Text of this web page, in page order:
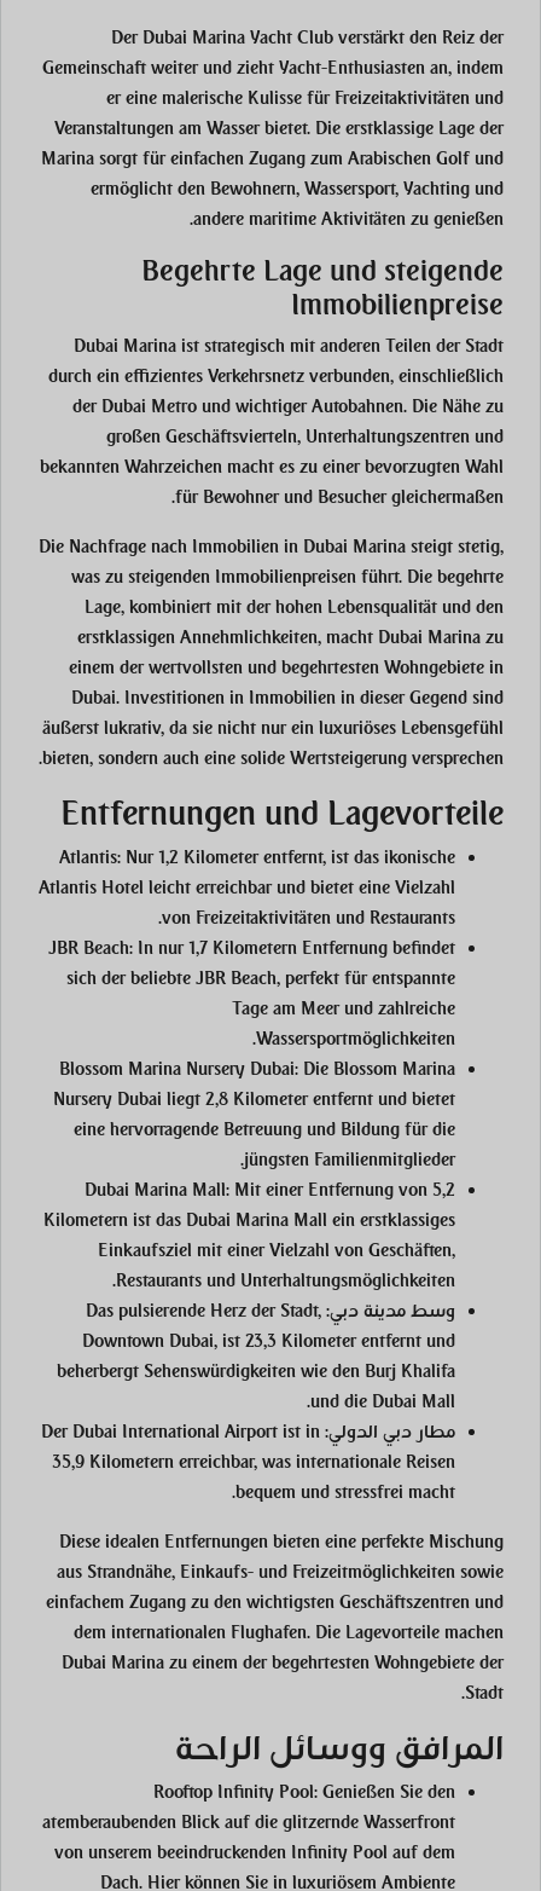
Der Dubai Marina Yacht Club verstärkt den Reiz der
Gemeinschaft weiter und zieht Yacht-Enthusiasten an, indem
er eine malerische Kulisse für Freizeitaktivitäten und
Veranstaltungen am Wasser bietet. Die erstklassige Lage der
Marina sorgt für einfachen Zugang zum Arabischen Golf und
ermöglicht den Bewohnern, Wassersport, Yachting und
andere maritime Aktivitäten zu genießen.
Begehrte Lage und steigende
Immobilienpreise
Dubai Marina ist strategisch mit anderen Teilen der Stadt
durch ein effizientes Verkehrsnetz verbunden, einschließlich
der Dubai Metro und wichtiger Autobahnen. Die Nähe zu
großen Geschäftsvierteln, Unterhaltungszentren und
bekannten Wahrzeichen macht es zu einer bevorzugten Wahl
für Bewohner und Besucher gleichermaßen.
Die Nachfrage nach Immobilien in Dubai Marina steigt stetig,
was zu steigenden Immobilienpreisen führt. Die begehrte
Lage, kombiniert mit der hohen Lebensqualität und den
erstklassigen Annehmlichkeiten, macht Dubai Marina zu
einem der wertvollsten und begehrtesten Wohngebiete in
Dubai. Investitionen in Immobilien in dieser Gegend sind
äußerst lukrativ, da sie nicht nur ein luxuriöses Lebensgefühl
bieten, sondern auch eine solide Wertsteigerung versprechen.
Entfernungen und Lagevorteile
Atlantis: Nur 1,2 Kilometer entfernt, ist das ikonische
Atlantis Hotel leicht erreichbar und bietet eine Vielzahl
von Freizeitaktivitäten und Restaurants.
JBR Beach: In nur 1,7 Kilometern Entfernung befindet
sich der beliebte JBR Beach, perfekt für entspannte
Tage am Meer und zahlreiche
Wassersportmöglichkeiten.
Blossom Marina Nursery Dubai: Die Blossom Marina
Nursery Dubai liegt 2,8 Kilometer entfernt und bietet
eine hervorragende Betreuung und Bildung für die
jüngsten Familienmitglieder.
Dubai Marina Mall: Mit einer Entfernung von 5,2
Kilometern ist das Dubai Marina Mall ein erstklassiges
Einkaufsziel mit einer Vielzahl von Geschäften,
Restaurants und Unterhaltungsmöglichkeiten.
وسط مدينة دبي: Das pulsierende Herz der Stadt,
Downtown Dubai, ist 23,3 Kilometer entfernt und
beherbergt Sehenswürdigkeiten wie den Burj Khalifa
und die Dubai Mall.
مطار دبي الدولي: Der Dubai International Airport ist in
35,9 Kilometern erreichbar, was internationale Reisen
bequem und stressfrei macht.
Diese idealen Entfernungen bieten eine perfekte Mischung
aus Strandnähe, Einkaufs- und Freizeitmöglichkeiten sowie
einfachem Zugang zu den wichtigsten Geschäftszentren und
dem internationalen Flughafen. Die Lagevorteile machen
Dubai Marina zu einem der begehrtesten Wohngebiete der
Stadt.
المرافق ووسائل الراحة
Rooftop Infinity Pool: Genießen Sie den
atemberaubenden Blick auf die glitzernde Wasserfront
von unserem beeindruckenden Infinity Pool auf dem
Dach. Hier können Sie in luxuriösem Ambiente